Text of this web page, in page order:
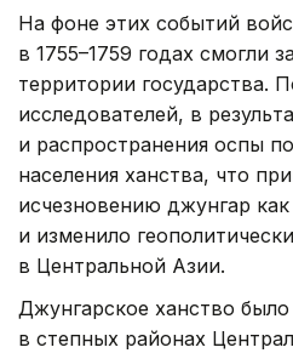
На фоне этих событий
в 1755–1759 годах смогли
территории государства.
исследователей, в
и распространения оспы
населения ханства, что
исчезновению джунгар
и изменило
в Центральной Азии.
Джунгарское ханство
в степных районах